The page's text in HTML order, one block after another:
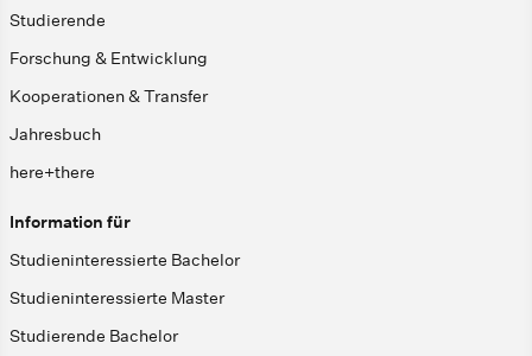
Studierende
Forschung & Entwicklung
Kooperationen & Transfer
Jahresbuch
here+there
Information für
Studieninteressierte Bachelor
Studieninteressierte Master
Studierende Bachelor